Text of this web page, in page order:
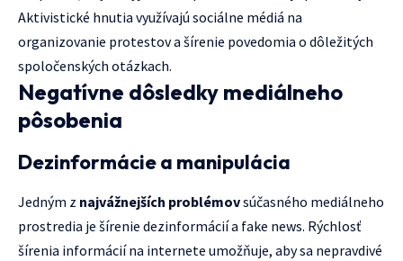
Aktivistické hnutia využívajú sociálne médiá na
organizovanie protestov a šírenie povedomia o dôležitých
spoločenských otázkach.
Negatívne dôsledky mediálneho
pôsobenia
Dezinformácie a manipulácia
Jedným z najvážnejších problémovsúčasného mediálneho
prostredia je šírenie dezinformácií a fake news. Rýchlosť
šírenia informácií na internete umožňuje, aby sa nepravdivé